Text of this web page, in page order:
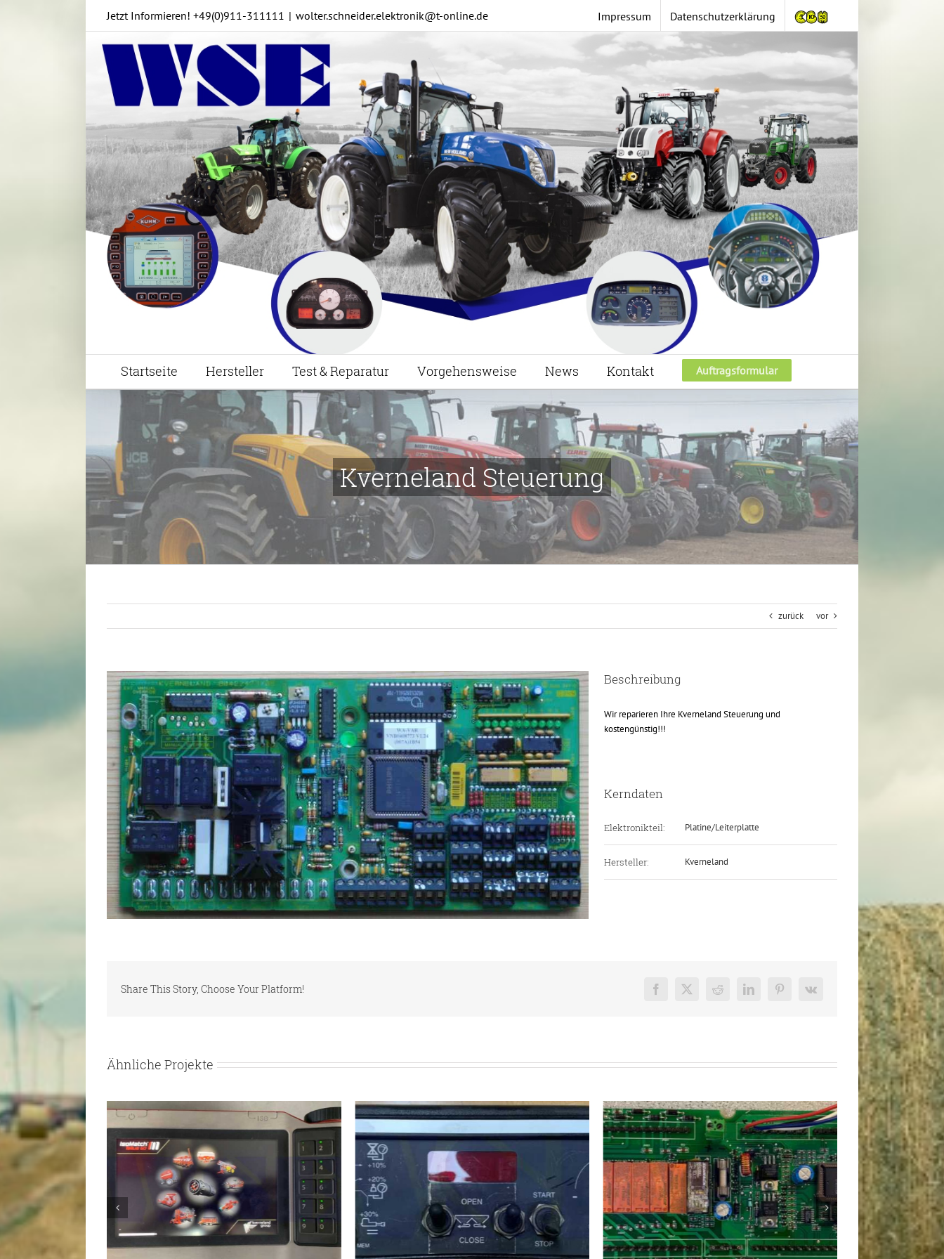
Jetzt Informieren! +49(0)911-311111 | wolter.schneider.elektronik@t-online.de Impressum Datenschutzerklärung
Startseite Hersteller Test & Reparatur Vorgehensweise News Kontakt Auftragsformular
Kverneland Steuerung
zurück vor
View
Larger
Image
Beschreibung
Wir reparieren Ihre Kverneland Steuerung und
kostengünstig!!!
Kerndaten
Elektronikteil: Platine/Leiterplatte
Hersteller: Kverneland
Share This Story, Choose Your Platform! Facebook
X Reddit LinkedInPinterest
Vk
Ähnliche Projekte